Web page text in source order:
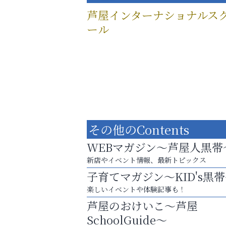
芦屋インターナショナルス
ール
英語で育つ、世界が広がる！
杉塾 芦屋校
その他のContents
WEBマガジン～芦屋人黒帯
新店やイベント情報、最新トピックス
子育てマガジン～KID's黒
楽しいイベントや体験記事も！
芦屋のおけいこ～芦屋
SchoolGuide～